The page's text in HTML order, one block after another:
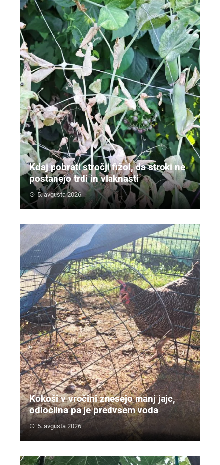
Kdaj pobrati stročji fižol, da stroki ne
postanejo trdi in vlaknasti
5. avgusta 2026
Kokoši v vročini znesejo manj jajc,
odločilna pa je predvsem voda
5. avgusta 2026